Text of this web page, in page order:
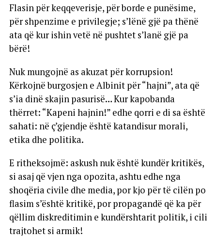
Flasin për keqqeverisje, për borde e punësime,
për shpenzime e privilegje; s’lënë gjë pa thënë
ata që kur ishin vetë në pushtet s’lanë gjë pa
bërë!
Nuk mungojnë as akuzat për korrupsion!
Kërkojnë burgosjen e Albinit për “hajni”, ata që
s’ia dinë skajin pasurisë… Kur kapobanda
thërret: “Kapeni hajnin!” edhe qorri e di sa është
sahati: në ç’gjendje është katandisur morali,
etika dhe politika.
E ritheksojmë: askush nuk është kundër kritikës,
si asaj që vjen nga opozita, ashtu edhe nga
shoqëria civile dhe media, por kjo për të cilën po
flasim s’është kritikë, por propagandë që ka për
qëllim diskreditimin e kundërshtarit politik, i cili
trajtohet si armik!